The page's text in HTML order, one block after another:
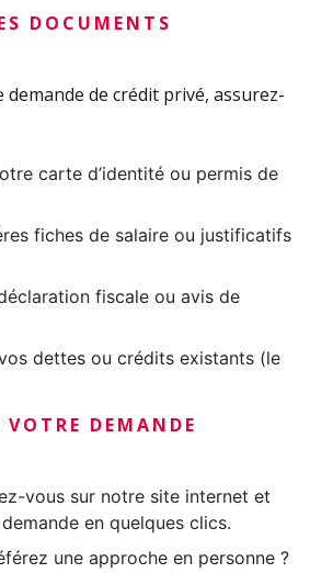
DOCUMENTS
de crédit privé, assurez-
carte d’identité ou permis de
fiches de salaire ou justificatifs
fiscale ou avis de
dettes ou crédits existants (le
DEMANDE
vous sur notre site internet et
en quelques clics.
une approche en personne ?